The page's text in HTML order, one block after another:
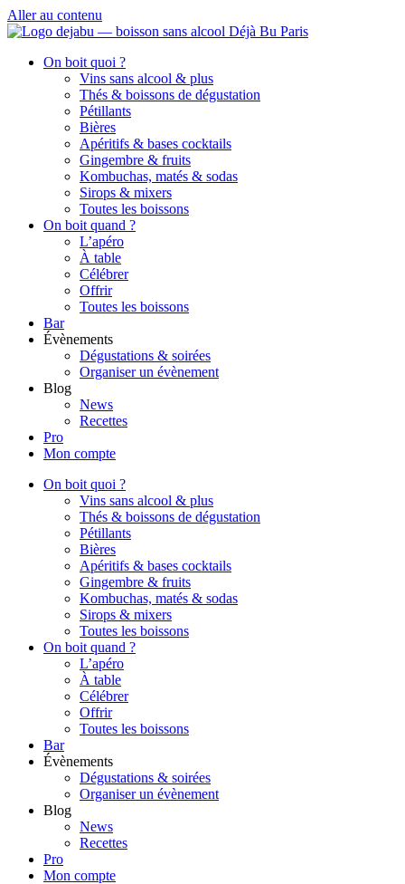
Aller au contenu
On boit quoi ?
Vins sans alcool & plus
Thés & boissons de dégustation
Pétillants
Bières
Apéritifs & bases cocktails
Gingembre & fruits
Kombuchas, matés & sodas
Sirops & mixers
Toutes les boissons
On boit quand ?
L’apéro
À table
Célébrer
Offrir
Toutes les boissons
Bar
Évènements
Dégustations & soirées
Organiser un évènement
Blog
News
Recettes
Pro
Mon compte
On boit quoi ?
Vins sans alcool & plus
Thés & boissons de dégustation
Pétillants
Bières
Apéritifs & bases cocktails
Gingembre & fruits
Kombuchas, matés & sodas
Sirops & mixers
Toutes les boissons
On boit quand ?
L’apéro
À table
Célébrer
Offrir
Toutes les boissons
Bar
Évènements
Dégustations & soirées
Organiser un évènement
Blog
News
Recettes
Pro
Mon compte